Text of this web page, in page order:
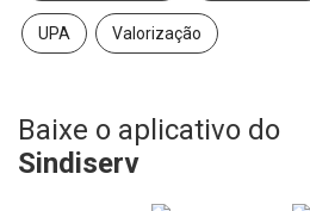
UPA Valorização
Baixe o aplicativo do
Sindiserv